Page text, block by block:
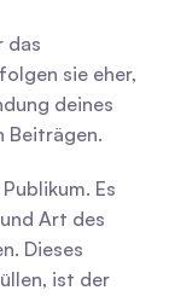
das
sie eher,
deines
Beiträgen.
Es
Art des
Dieses
ist der